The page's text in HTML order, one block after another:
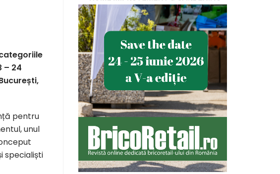
– 24
pentru
unul
specialiști